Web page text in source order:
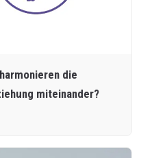
die
miteinander?